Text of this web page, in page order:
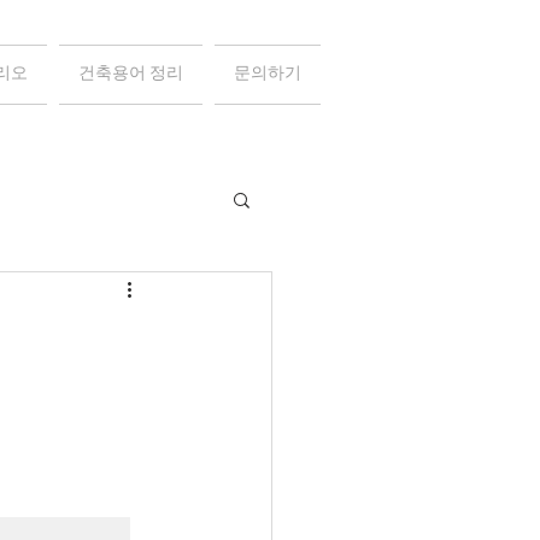
오 건축용어 정리 문의하기